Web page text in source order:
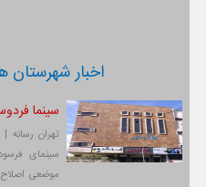
اخبار شهرستان
سینما
سینمای